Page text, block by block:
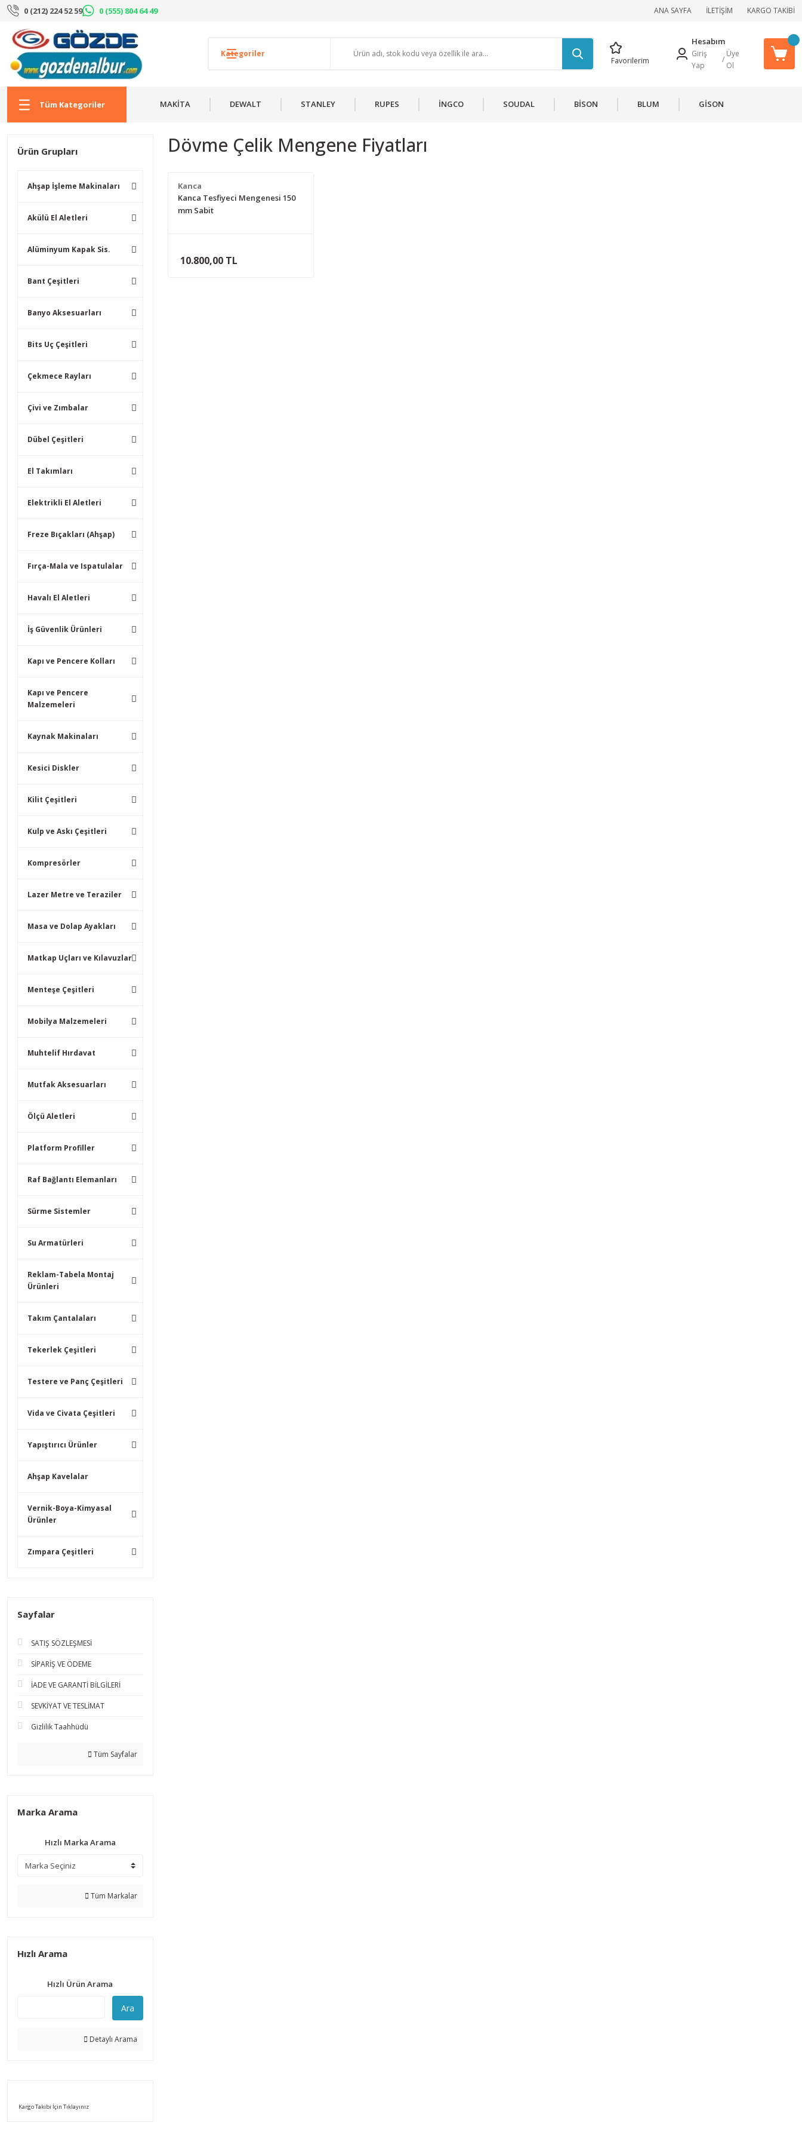
0 (212) 224 52 59 0 (555) 804 64 49 ANA SAYFA İLETİŞİM KARGO TAKİBİ
Favorilerim
Hesabım
Giriş
Yap
/
Üye
Ol
Tüm Kategoriler MAKİTA DEWALT STANLEY RUPES İNGCO SOUDAL BİSON BLUM GİSON
Ürün Grupları
Ahşap İşleme Makinaları
Akülü El Aletleri
Alüminyum Kapak Sis.
Bant Çeşitleri
Banyo Aksesuarları
Bits Uç Çeşitleri
Çekmece Rayları
Çivi ve Zımbalar
Dübel Çeşitleri
El Takımları
Elektrikli El Aletleri
Freze Bıçakları (Ahşap)
Fırça-Mala ve Ispatulalar
Havalı El Aletleri
İş Güvenlik Ürünleri
Kapı ve Pencere Kolları
Kapı ve Pencere
Malzemeleri
Kaynak Makinaları
Kesici Diskler
Kilit Çeşitleri
Kulp ve Askı Çeşitleri
Kompresörler
Lazer Metre ve Teraziler
Masa ve Dolap Ayakları
Matkap Uçları ve Kılavuzlar
Menteşe Çeşitleri
Mobilya Malzemeleri
Muhtelif Hırdavat
Mutfak Aksesuarları
Ölçü Aletleri
Platform Profiller
Raf Bağlantı Elemanları
Sürme Sistemler
Su Armatürleri
Reklam-Tabela Montaj
Ürünleri
Takım Çantalaları
Tekerlek Çeşitleri
Testere ve Panç Çeşitleri
Vida ve Civata Çeşitleri
Yapıştırıcı Ürünler
Ahşap Kavelalar
Vernik-Boya-Kimyasal
Ürünler
Zımpara Çeşitleri
Sayfalar
SATIŞ SÖZLEŞMESİ
SİPARİŞ VE ÖDEME
İADE VE GARANTİ BİLGİLERİ
SEVKİYAT VE TESLİMAT
Gizlilik Taahhüdü
Tüm Sayfalar
Marka Arama
Hızlı Marka Arama
Tüm Markalar
Hızlı Arama
Hızlı Ürün Arama
Ara
Detaylı Arama
Kargo Takibi İçin Tıklayınız
Dövme Çelik Mengene Fiyatları
Kanca
Kanca Tesfiyeci Mengenesi 150
mm Sabit
10.800,00 TL